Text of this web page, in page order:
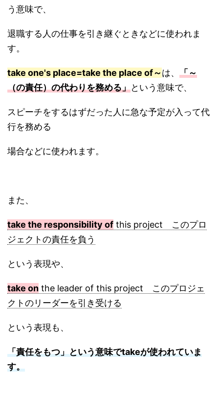
う意味で、
退職する人の仕事を引き継ぐときなどに使われま
す。
take one's place=take the place of～は、 「～
（の責任）の代わりを務める」という意味で、
スピーチをするはずだった人に急な予定が入って代
行を務める
場合などに使われます。
また、
take the responsibility of this project このプロ
ジェクトの責任を負う
という表現や、
take on the leader of this project このプロジェ
クトのリーダーを引き受ける
という表現も、
「責任をもつ」という意味でtakeが使われていま
す。